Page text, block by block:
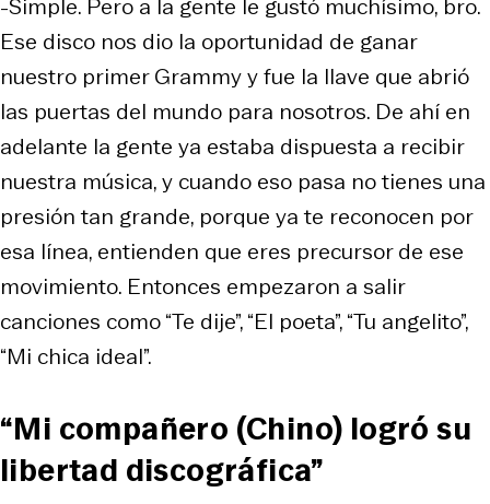
Ese disco nos dio la oportunidad de ganar
nuestro primer Grammy y fue la llave que abrió
las puertas del mundo para nosotros. De ahí en
adelante la gente ya estaba dispuesta a recibir
nuestra música, y cuando eso pasa no tienes una
presión tan grande, porque ya te reconocen por
esa línea, entienden que eres precursor de ese
movimiento. Entonces empezaron a salir
canciones como “Te dije”, “El poeta”, “Tu angelito”,
“Mi chica ideal”.
“Mi compañero (Chino) logró su
libertad discográfica”